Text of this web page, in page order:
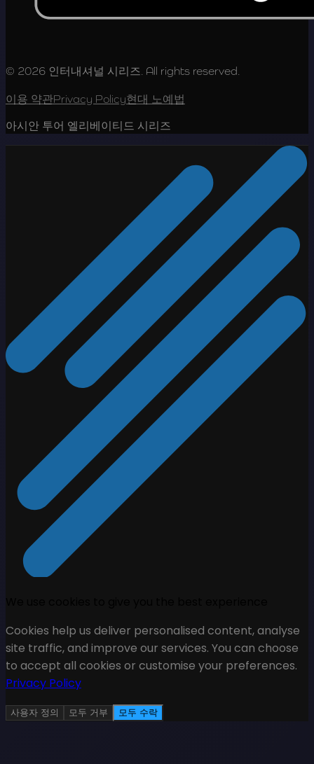
© 2026 인터내셔널 시리즈. All rights reserved.
이용 약관Privacy Policy현대 노예법
아시안 투어 엘리베이티드 시리즈
Cookies help us deliver personalised content, analyse
site traffic, and improve our services. You can choose
to accept all cookies or customise your preferences.
Privacy Policy
사용자 정의 모두 거부 모두 수락